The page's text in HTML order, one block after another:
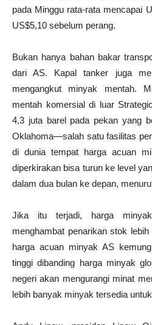
pada Minggu rata-rata mencapai
US$5,10 sebelum perang.
Bukan hanya bahan bakar
dari AS. Kapal tanker juga
mengangkut minyak mentah.
mentah komersial di luar
4,3 juta barel pada pekan yang
Oklahoma—salah satu fasilitas
di dunia tempat harga acuan
diperkirakan bisa turun ke level
dalam dua bulan ke depan,
Jika itu terjadi, harga
menghambat penarikan stok
harga acuan minyak AS
tinggi dibanding harga minyak
negeri akan mengurangi minat
lebih banyak minyak tersedia